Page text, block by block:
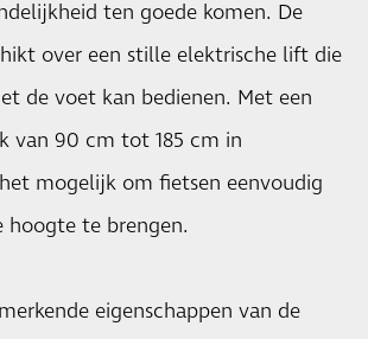
ten goede komen. De
over een stille elektrische lift die
de voet kan bedienen. Met een
van 90 cm tot 185 cm in
mogelijk om fietsen eenvoudig
hoogte te brengen.
eigenschappen van de